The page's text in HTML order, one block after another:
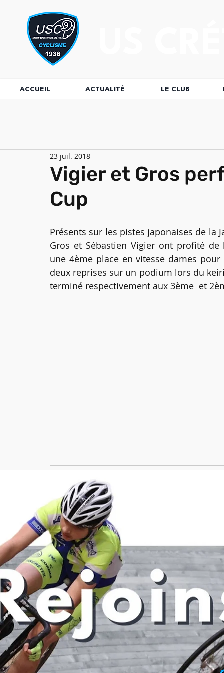
ACCUEIL ACTUALITÉ LE CLUB
Vigier et Gros
Cup
23 juil. 2018
Présents sur les pistes japonaises de la
Gros et Sébastien Vigier ont profité
une 4ème place en vitesse dames
deux reprises sur un podium lors du
terminé respectivement aux 3ème  et
Posts récents